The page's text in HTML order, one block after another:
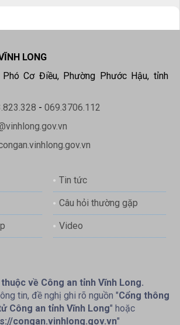
LONG
Cơ Điều, Phường Phước Hậu, tỉnh
- 069.3706.112
Tin tức
Câu hỏi thường gặp
Video
thuộc về Công an tỉnh Vĩnh Long.
tin, đề nghị ghi rõ nguồn "Cổng thông
Công an tỉnh Vĩnh Long" hoặc
congan.vinhlong.gov.vn"